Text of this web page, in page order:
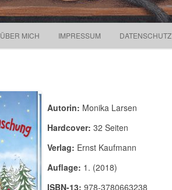
ÜBER MICH IMPRESSUM DATENSCHUTZ
Autorin: Monika Larsen
Hardcover: 32 Seiten
Verlag: Ernst Kaufmann
Auflage: 1. (2018)
ISBN-13: 978-3780663238